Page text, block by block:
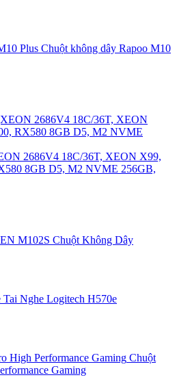
Chuột không dây Rapoo M10
2686V4 18C/36T, XEON X99,
8GB D5, M2 NVME 256GB,
Chuột Không Dây
Tai Nghe Logitech H570e
Chuột
Gaming